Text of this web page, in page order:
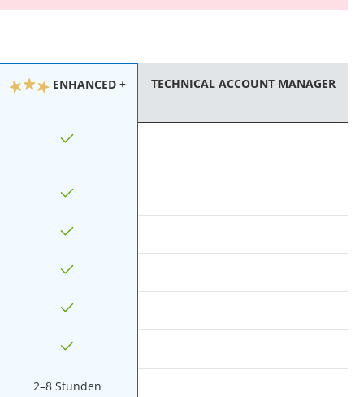
ENHANCED + TECHNICAL ACCOUNT MANAGER
2–8 Stunden